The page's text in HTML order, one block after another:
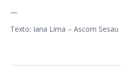
—
Texto: Iana Lima – Ascom Sesau